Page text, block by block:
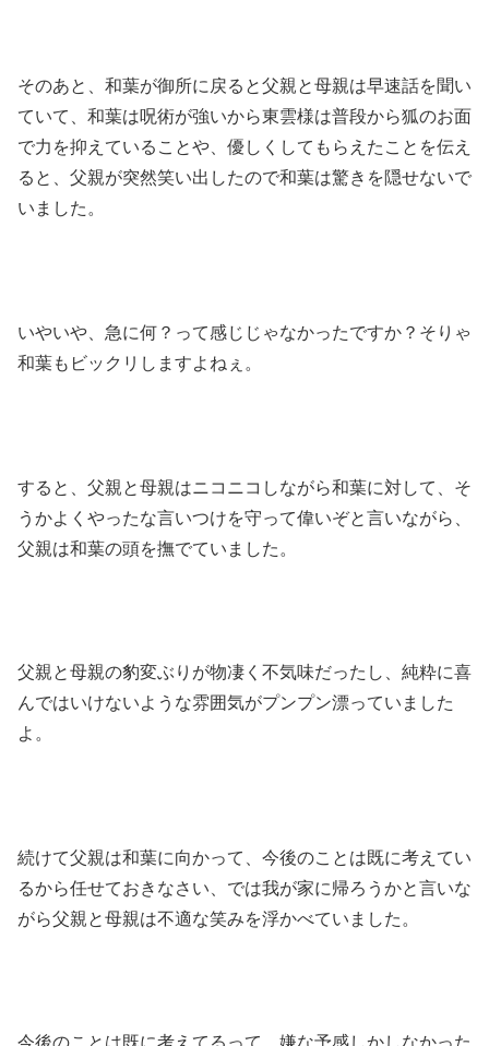
そのあと、和葉が御所に戻ると父親と母親は早速話を聞い
ていて、和葉は呪術が強いから東雲様は普段から狐のお面
で力を抑えていることや、優しくしてもらえたことを伝え
ると、父親が突然笑い出したので和葉は驚きを隠せないで
いました。
いやいや、急に何？って感じじゃなかったですか？そりゃ
和葉もビックリしますよねぇ。
すると、父親と母親はニコニコしながら和葉に対して、そ
うかよくやったな言いつけを守って偉いぞと言いながら、
父親は和葉の頭を撫でていました。
父親と母親の豹変ぶりが物凄く不気味だったし、純粋に喜
んではいけないような雰囲気がプンプン漂っていました
よ。
続けて父親は和葉に向かって、今後のことは既に考えてい
るから任せておきなさい、では我が家に帰ろうかと言いな
がら父親と母親は不適な笑みを浮かべていました。